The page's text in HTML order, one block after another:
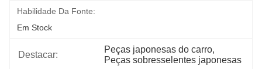
Habilidade Da Fonte:
Em Stock
Destacar:
Peças japonesas do carro,
Peças sobresselentes japonesas